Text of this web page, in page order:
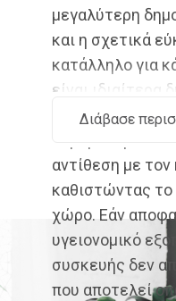
μεγαλύτερη
και η σχετικά
κατάλληλο για
είναι ιδιαίτερα
λεκάνη και
αντίθεση με
καθιστώντας το
χώρο. Εάν
υγειονομικό
συσκευής δεν
που αποτελεί
Διάβασε